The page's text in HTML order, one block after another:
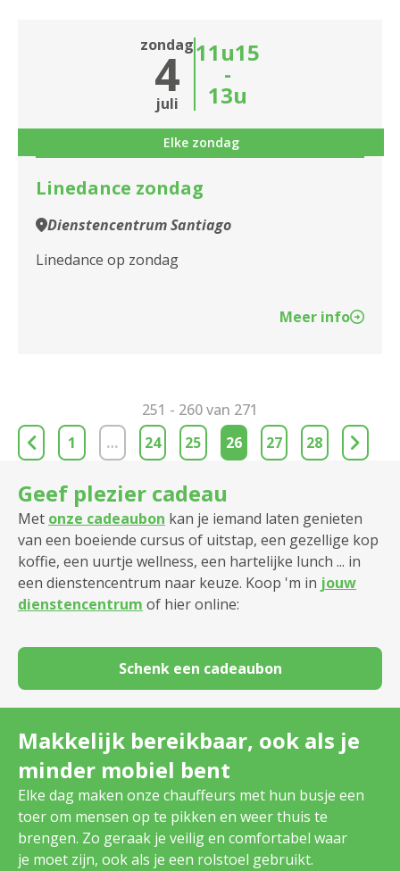
zondag
4
juli
11u15
-
13u
Elke zondag
Linedance zondag
Dienstencentrum Santiago
Linedance op zondag
Meer info
251 - 260 van 271
1
… 24 25 26 27 28
Geef plezier cadeau
Met onze cadeaubon kan je iemand laten genieten
van een boeiende cursus of uitstap, een gezellige kop
koffie, een uurtje wellness, een hartelijke lunch ... in
een dienstencentrum naar keuze. Koop 'm in jouw
dienstencentrum of hier online:
Schenk een cadeaubon
Makkelijk bereikbaar, ook als je
minder mobiel bent
Elke dag maken onze chauffeurs met hun busje een
toer om mensen op te pikken en weer thuis te
brengen. Zo geraak je veilig en comfortabel waar
je moet zijn, ook als je een rolstoel gebruikt.